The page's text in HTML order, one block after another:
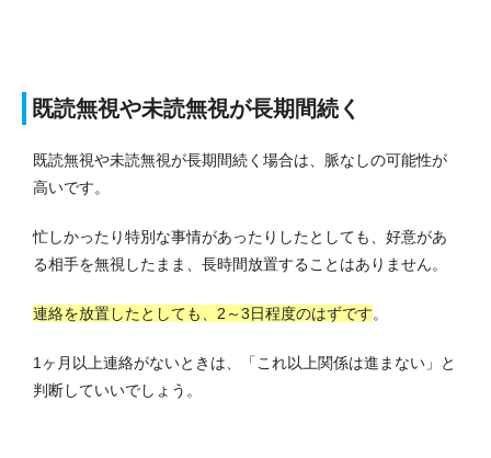
既読無視や未読無視が長期間続く
既読無視や未読無視が長期間続く場合は、脈なしの可能性が
高いです。
忙しかったり特別な事情があったりしたとしても、好意があ
る相手を無視したまま、長時間放置することはありません。
連絡を放置したとしても、2～3日程度のはずです。
1ヶ月以上連絡がないときは、「これ以上関係は進まない」と
判断していいでしょう。